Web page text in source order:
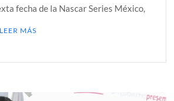
fecha de la Nascar Series México,
LEER MÁS